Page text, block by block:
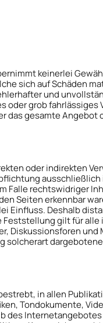
keinerlei
sich auf Schäden
und
oder grob fahrlässiges
das gesamte Angebot
oder indirekten
ausschließlich
Falle rechtswidriger
Seiten erkennbar
Einfluss. Deshalb
Feststellung gilt für
Diskussionsforen
solcherart
in allen
Tondokumente,
des